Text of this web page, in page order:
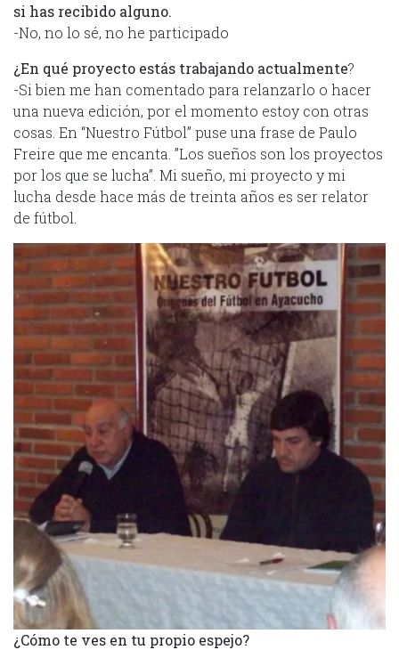
si has recibido alguno.
-No, no lo sé, no he participado
¿En qué proyecto estás trabajando actualmente?
-Si bien me han comentado para relanzarlo o hacer
una nueva edición, por el momento estoy con otras
cosas. En “Nuestro Fútbol” puse una frase de Paulo
Freire que me encanta. ”Los sueños son los proyectos
por los que se lucha”. Mi sueño, mi proyecto y mi
lucha desde hace más de treinta años es ser relator
de fútbol.
¿Cómo te ves en tu propio espejo?